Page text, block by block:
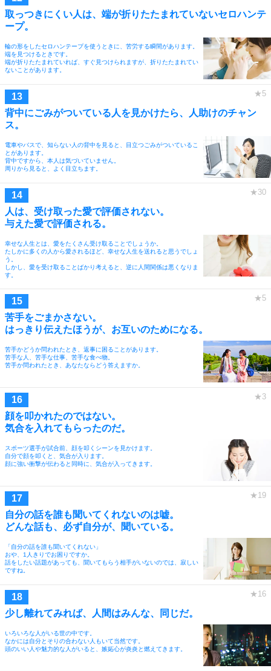
取っつきにくい人は、端が折りたたまれていないセロハンテ
ープ。
輪の形をしたセロハンテープを使うときに、苦労する瞬間があります。
端を見つけるときです。
端が折りたたまれていれば、すぐ見つけられますが、折りたたまれてい
ないことがあります。
背中にごみがついている人を見かけたら、人助けのチャン
ス。
電車やバスで、知らない人の背中を見ると、目立つごみがついているこ
とがあります。
背中ですから、本人は気づいていません。
周りから見ると、よく目立ちます。
人は、受け取った愛で評価されない。
与えた愛で評価される。
幸せな人生とは、愛をたくさん受け取ることでしょうか。
たしかに多くの人から愛されるほど、幸せな人生を送れると思うでしょ
う。
しかし、愛を受け取ることばかり考えると、逆に人間関係は悪くなりま
す。
苦手をごまかさない。
はっきり伝えたほうが、お互いのためになる。
苦手かどうか問われたとき、返事に困ることがあります。
苦手な人、苦手な仕事、苦手な食べ物。
苦手か問われたとき、あなたならどう答えますか。
顔を叩かれたのではない。
気合を入れてもらったのだ。
スポーツ選手が試合前、顔を叩くシーンを見かけます。
自分で顔を叩くと、気合が入ります。
顔に強い衝撃が伝わると同時に、気合が入ってきます。
自分の話を誰も聞いてくれないのは嘘。
どんな話も、必ず自分が、聞いている。
「自分の話を誰も聞いてくれない」
おや、1人きりでお困りですか。
話をしたい話題があっても、聞いてもらう相手がいないのでは、寂しい
ですね。
少し離れてみれば、人間はみんな、同じだ。
いろいろな人がいる世の中です。
なかには自分とそりの合わない人もいて当然です。
頭のいい人や魅力的な人がいると、嫉妬心が炎炎と燃えてきます。